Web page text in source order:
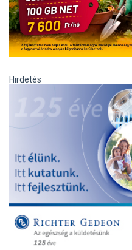
Hirdetés